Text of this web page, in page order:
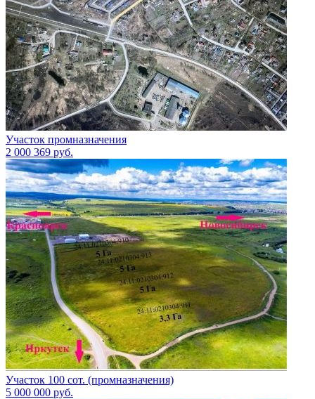
Участок промназначения
2 000 369 руб.
Участок 100 сот. (промназначения)
5 000 000 руб.